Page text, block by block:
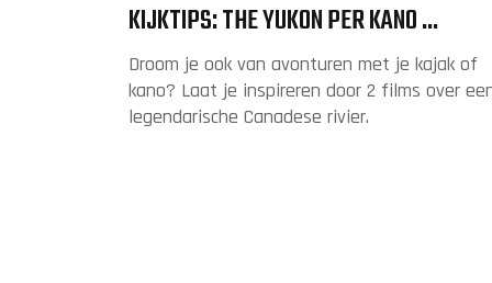
KIJKTIPS: THE YUKON PER KANO ...
Droom je ook van avonturen met je kajak of
kano? Laat je inspireren door 2 films over
legendarische Canadese rivier.